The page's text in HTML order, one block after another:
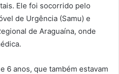
Ele foi socorrido pelo
de Urgência (Samu) e
de Araguaína, onde
6 anos, que também estavam